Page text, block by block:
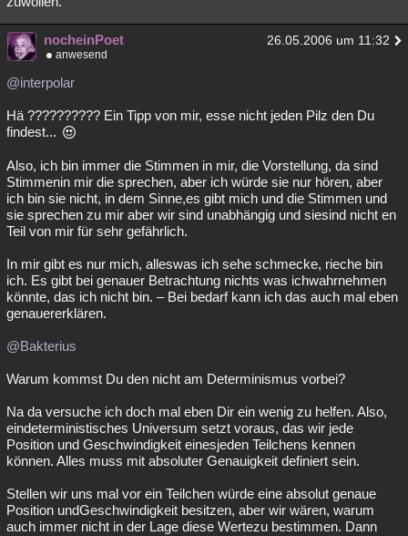
nocheinPoet 26.05.2006 um 11:32
anwesend
@interpolar
Hä ?????????? Ein Tipp von mir, esse nicht jeden Pilz den Du
findest...
Also, ich bin immer die Stimmen in mir, die Vorstellung, da sind
Stimmenin mir die sprechen, aber ich würde sie nur hören, aber
ich bin sie nicht, in dem Sinne,es gibt mich und die Stimmen und
sie sprechen zu mir aber wir sind unabhängig und siesind nicht en
Teil von mir für sehr gefährlich.
In mir gibt es nur mich, alleswas ich sehe schmecke, rieche bin
ich. Es gibt bei genauer Betrachtung nichts was ichwahrnehmen
könnte, das ich nicht bin. – Bei bedarf kann ich das auch mal eben
genauererklären.
@Bakterius
Warum kommst Du den nicht am Determinismus vorbei?
Na da versuche ich doch mal eben Dir ein wenig zu helfen. Also,
eindeterministisches Universum setzt voraus, das wir jede
Position und Geschwindigkeit einesjeden Teilchens kennen
können. Alles muss mit absoluter Genauigkeit definiert sein.
Stellen wir uns mal vor ein Teilchen würde eine absolut genaue
Position undGeschwindigkeit besitzen, aber wir wären, warum
auch immer nicht in der Lage diese Wertezu bestimmen. Dann